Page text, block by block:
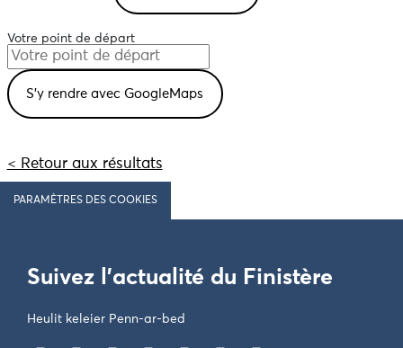
Votre point de départ
< Retour aux résultats
PARAMÈTRES DES COOKIES
Suivez l'actualité du Finistère
Heulit keleier Penn-ar-bed